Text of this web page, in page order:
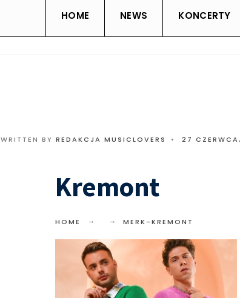
HOME NEWS KONCERTY
WRITTEN BY REDAKCJA MUSICLOVERS • 27
Kremont
HOME MERK-KREMONT